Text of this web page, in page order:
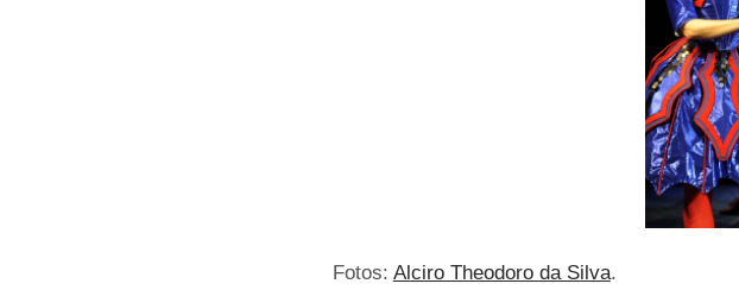
Fotos: Alciro Theodoro da Silva.